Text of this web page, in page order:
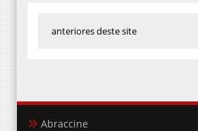
Abraccine